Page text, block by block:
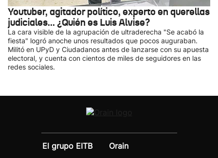
Youtuber, agitador político, experto en querellas
judiciales... ¿Quién es Luis Alvise?
La cara visible de la agrupación de ultraderecha "Se acabó la
fiesta" logró anoche unos resultados que pocos auguraban.
Militó en UPyD y Ciudadanos antes de lanzarse con su apuesta
electoral, y cuenta con cientos de miles de seguidores en las
redes sociales.
El grupo EITB
Orain